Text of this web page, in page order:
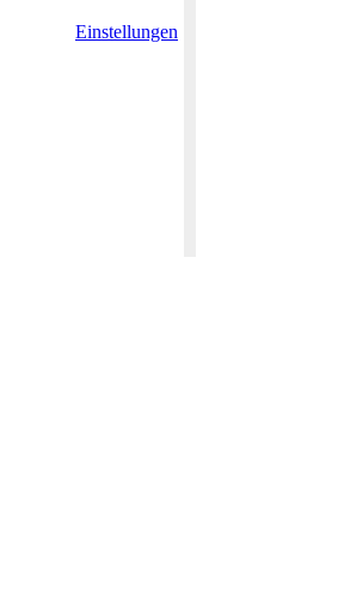
Einstellungen